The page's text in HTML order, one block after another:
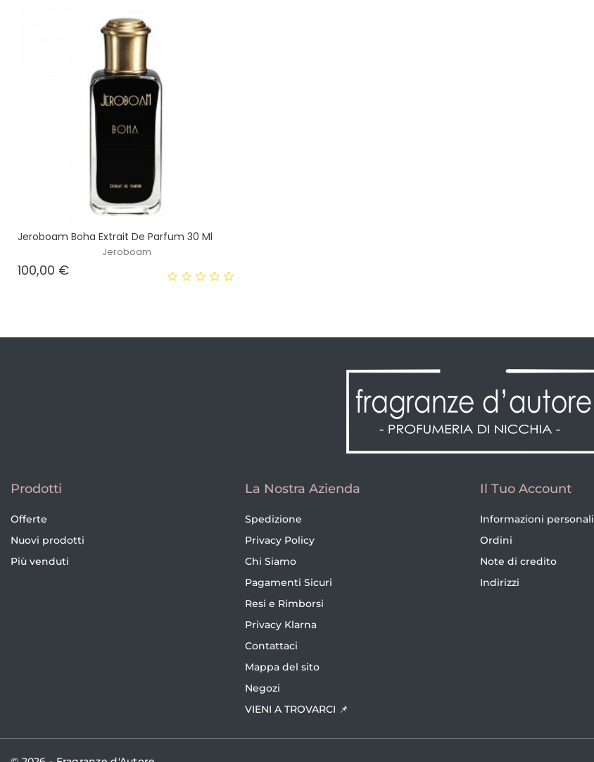
Jeroboam Boha Extrait De Parfum 30 Ml
Jeroboam
100,00 €Prezzo
Prodotti
Offerte
Nuovi prodotti
Più venduti
La Nostra Azienda
Spedizione
Privacy Policy
Chi Siamo
Pagamenti Sicuri
Resi e Rimborsi
Privacy Klarna
Contattaci
Mappa del sito
Negozi
VIENI A TROVARCI 📌
Il Tuo Account
Informazioni personali
Ordini
Note di credito
Indirizzi